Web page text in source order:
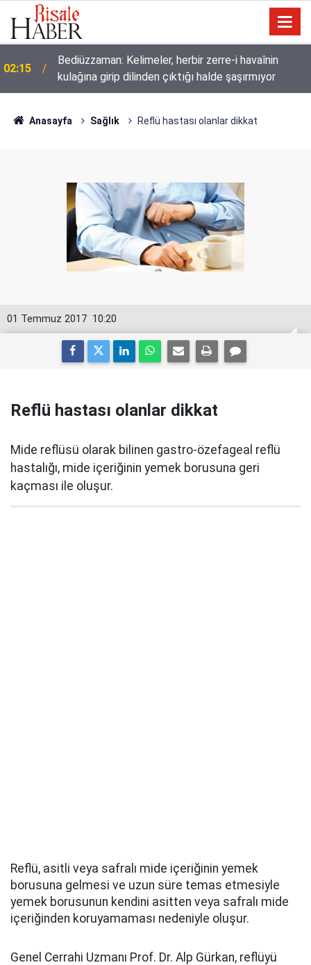
01:45
Müslümanlardan dilinizi çekin, onlardan biri
öldüğünde de
Anasayfa Sağlık Reflü hastası olanlar dikkat
10:20
01 Temmuz 2017
Reflü hastası olanlar dikkat
Mide reflüsü olarak bilinen gastro-özefageal reflü
hastalığı, mide içeriğinin yemek borusuna geri
kaçması ile oluşur.
Reflü, asitli veya safralı mide içeriğinin yemek
borusuna gelmesi ve uzun süre temas etmesiyle
yemek borusunun kendini asitten veya safralı mide
içeriğinden koruyamaması nedeniyle oluşur.
Genel Cerrahi Uzmanı Prof. Dr. Alp Gürkan, reflüyü